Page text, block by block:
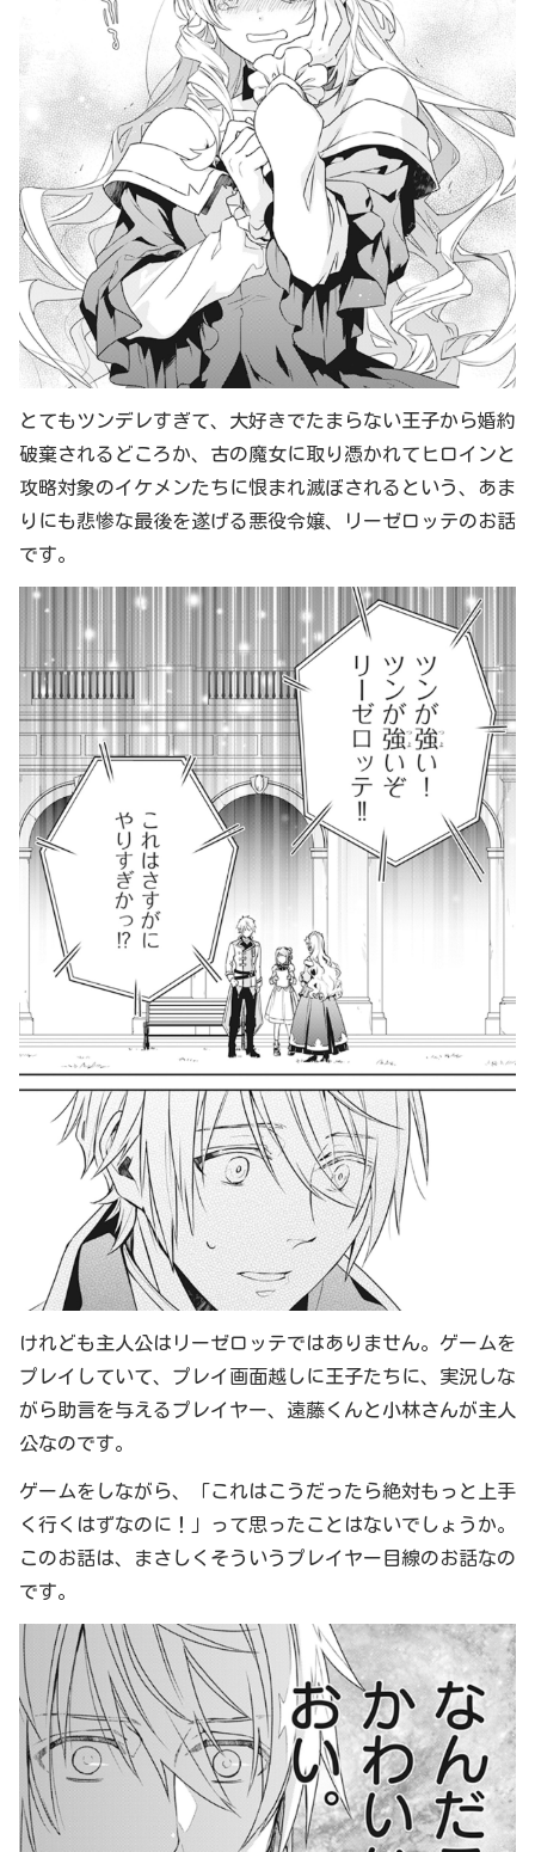
とてもツンデレすぎて、大好きでたまらない王子から婚約
破棄されるどころか、古の魔女に取り憑かれてヒロインと
攻略対象のイケメンたちに恨まれ滅ぼされるという、あま
りにも悲惨な最後を遂げる悪役令嬢、リーゼロッテのお話
です。
けれども主人公はリーゼロッテではありません。ゲームを
プレイしていて、プレイ画面越しに王子たちに、実況しな
がら助言を与えるプレイヤー、遠藤くんと小林さんが主人
公なのです。
ゲームをしながら、「これはこうだったら絶対もっと上手
く行くはずなのに！」って思ったことはないでしょうか。
このお話は、まさしくそういうプレイヤー目線のお話なの
です。